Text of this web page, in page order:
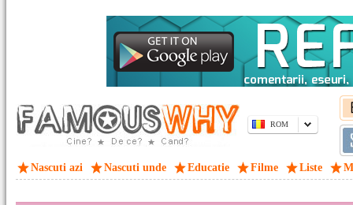
ROM
Nascuti azi Nascuti unde Educatie Filme Liste